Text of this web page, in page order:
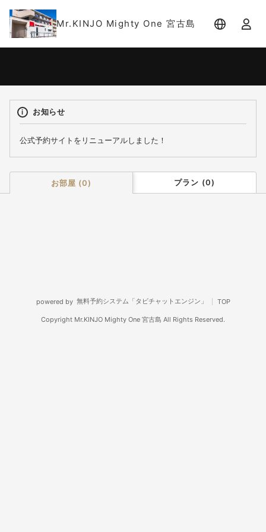
Mr.KINJO Mighty One 宮古島
お知らせ
公式予約サイトをリニューアルしました！
お部屋 (0) プラン (0)
powered by 無料予約システム「タビチャットエンジン」 TOP
Copyright Mr.KINJO Mighty One 宮古島 All Rights Reserved.